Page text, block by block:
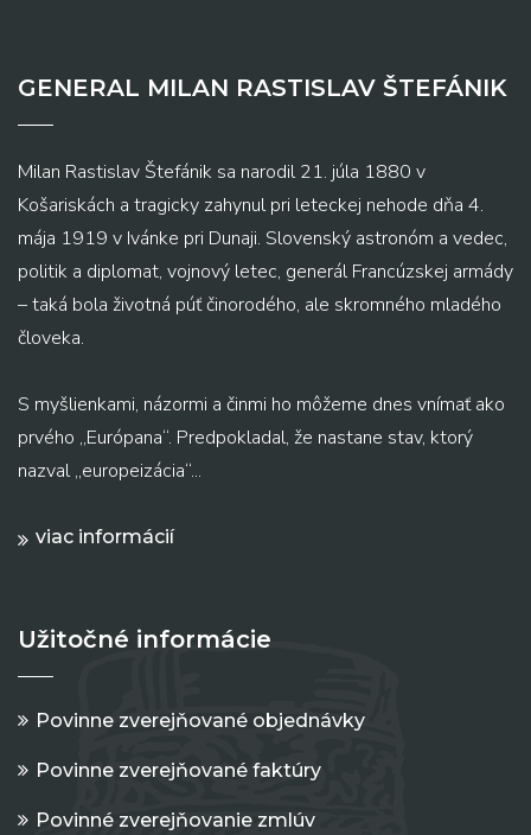
GENERAL MILAN RASTISLAV ŠTEFÁNIK
Milan Rastislav Štefánik sa narodil 21. júla 1880 v
Košariskách a tragicky zahynul pri leteckej nehode dňa 4.
mája 1919 v Ivánke pri Dunaji. Slovenský astronóm a vedec,
politik a diplomat, vojnový letec, generál Francúzskej armády
– taká bola životná púť činorodého, ale skromného mladého
človeka.
S myšlienkami, názormi a činmi ho môžeme dnes vnímať ako
prvého „Európana“. Predpokladal, že nastane stav, ktorý
nazval „europeizácia“...
viac informácií
Užitočné informácie
Povinne zverejňované objednávky
Povinne zverejňované faktúry
Povinné zverejňovanie zmlúv